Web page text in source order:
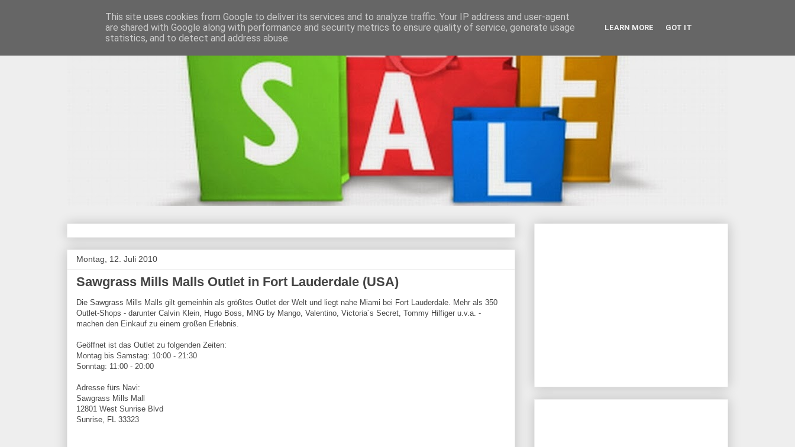
Montag, 12. Juli 2010
Sawgrass Mills Malls Outlet in Fort Lauderdale (USA)
Die Sawgrass Mills Malls gilt gemeinhin als größtes Outlet der Welt und liegt nahe Miami bei Fort Lauderdale. Mehr als 350
Outlet-Shops - darunter Calvin Klein, Hugo Boss, MNG by Mango, Valentino, Victoria´s Secret, Tommy Hilfiger u.v.a. -
machen den Einkauf zu einem großen Erlebnis.
Geöffnet ist das Outlet zu folgenden Zeiten:
Montag bis Samstag: 10:00 - 21:30
Sonntag: 11:00 - 20:00
Adresse fürs Navi:
Sawgrass Mills Mall
12801 West Sunrise Blvd
Sunrise, FL 33323
This site uses cookies from Google to deliver its services and to analyze traffic. Your IP address and user-agent
are shared with Google along with performance and security metrics to ensure quality of service, generate usage
statistics, and to detect and address abuse.
LEARN MORE GOT IT